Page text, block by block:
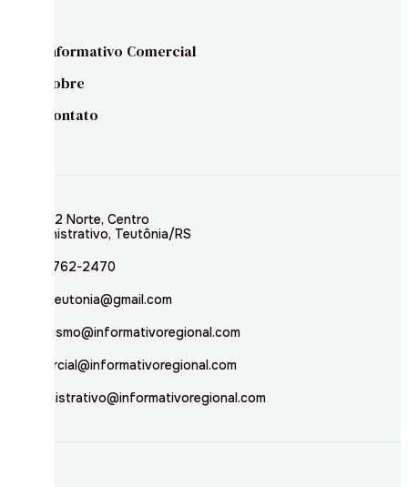
Informativo Comercial
Sobre
Contato
Rua 02 Norte, Centro
Administrativo, Teutônia/RS
(51) 3762-2470
inforteutonia@gmail.com
jornalismo@informativoregional.com
comercial@informativoregional.com
administrativo@informativoregional.com